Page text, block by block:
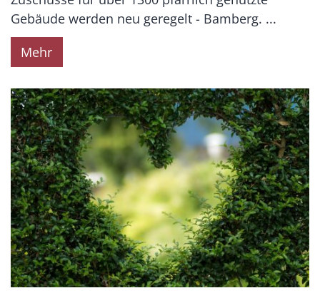
Gebäude werden neu geregelt - Bamberg. ...
Mehr